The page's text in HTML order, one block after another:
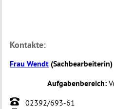
Kontakte:
Frau Wendt (Sachbearbeiterin)
Aufgabenbereich:
02392/693-61